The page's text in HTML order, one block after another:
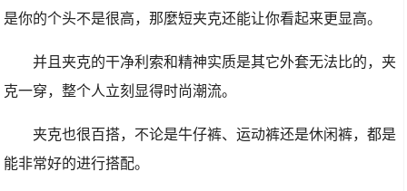
是你的个头不是很高，那麼短夹克还能让你看起来更显高。
并且夹克的干净利索和精神实质是其它外套无法比的，夹
克一穿，整个人立刻显得时尚潮流。
夹克也很百搭，不论是牛仔裤、运动裤还是休闲裤，都是
能非常好的进行搭配。